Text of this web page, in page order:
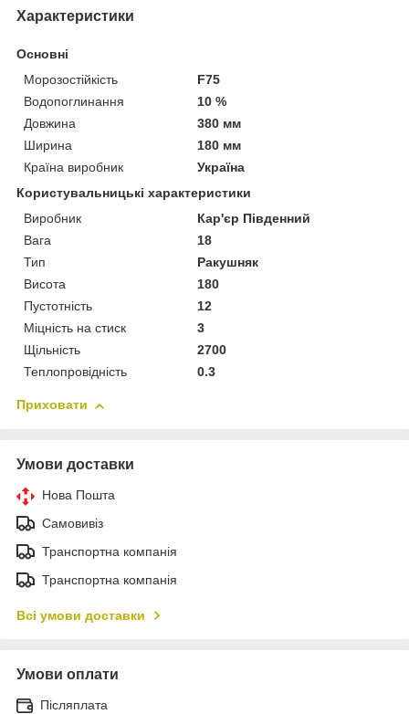
Характеристики
Основні
Морозостійкість
F75
Водопоглинання
10 %
Довжина
380 мм
Ширина
180 мм
Країна виробник
Україна
Користувальницькі характеристики
Виробник
Кар'єр Південний
Вага
18
Тип
Ракушняк
Висота
180
Пустотність
12
Міцність на стиск
3
Щільність
2700
Теплопровідність
0.3
Приховати
Умови доставки
Нова Пошта
Самовивіз
Транспортна компанія
Транспортна компанія
Всі умови доставки
Умови оплати
Післяплата